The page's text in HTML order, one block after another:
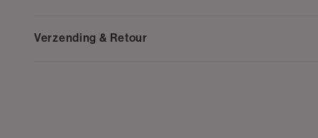
Verzending & Retour